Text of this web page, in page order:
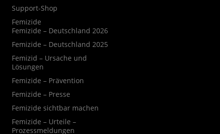
Support-Shop
Femizide
Femizide – Deutschland 2026
Femizide – Deutschland 2025
Femizid – Ursache und
Lösungen
Femizide – Prävention
Femizide – Presse
Femizide sichtbar machen
Femizide – Urteile –
Prozessmeldungen